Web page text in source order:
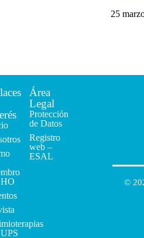
25
Área
Legal
Protección
de Datos
Registro
web –
ESAL
©